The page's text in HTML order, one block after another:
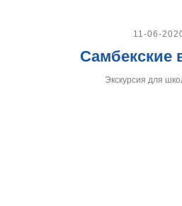
11-06-
Самбекские
Экскурсия для